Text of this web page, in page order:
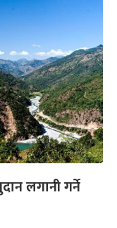
लगानी गर्ने